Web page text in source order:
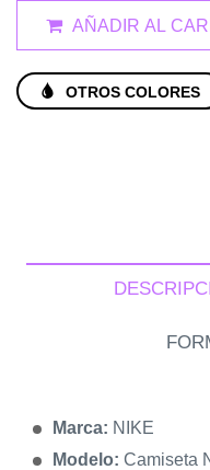
AÑADIR AL
OTROS COLORES
Marca: NIKE
Modelo: Camiseta